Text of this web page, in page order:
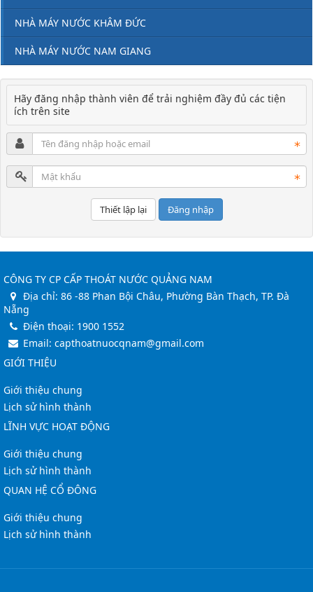
NHÀ MÁY NƯỚC KHÂM ĐỨC
NHÀ MÁY NƯỚC NAM GIANG
Hãy đăng nhập thành viên để trải nghiệm đầy đủ các tiện
ích trên site
Đăng nhập
CÔNG TY CP CẤP THOÁT NƯỚC QUẢNG NAM
Địa chỉ: 86 -88 Phan Bội Châu, Phường Bàn Thạch, TP. Đà
Nẵng
Điện thoại: 1900 1552
Email: capthoatnuocqnam@gmail.com
GIỚI THIỆU
Giới thiệu chung
Lịch sử hình thành
LĨNH VỰC HOẠT ĐỘNG
Giới thiệu chung
Lịch sử hình thành
QUAN HỆ CỔ ĐÔNG
Giới thiệu chung
Lịch sử hình thành